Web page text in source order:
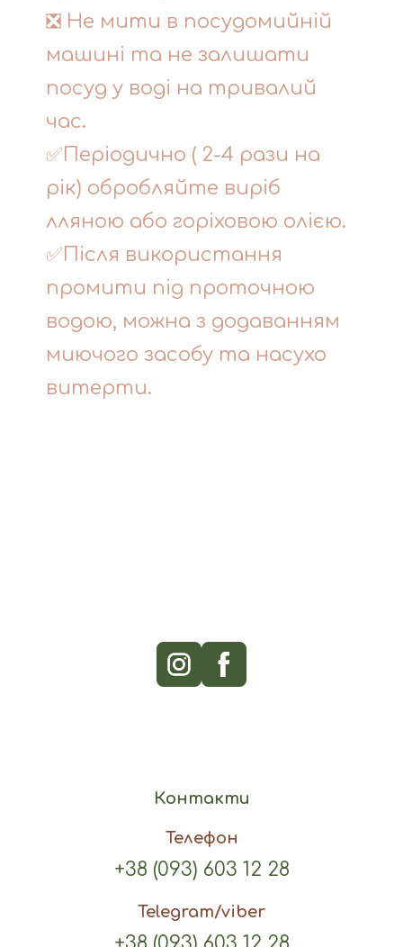
❎ Не мити в посудомийній
машині та не залишати
посуд у воді на тривалий
час.
✅Періодично ( 2-4 рази на
рік) обробляйте виріб
лляною або горіховою олією.
✅Після використання
промити під проточною
водою, можна з додаванням
миючого засобу та насухо
витерти.
Контакти
Телефон
+38 (093) 603 12 28
Telegram/viber